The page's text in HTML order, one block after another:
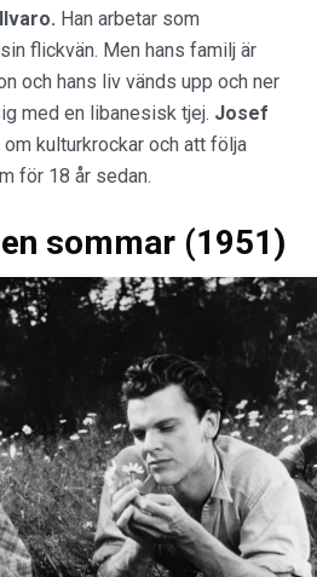
Han arbetar som
flickvän. Men hans familj är
och hans liv vänds upp och ner
med en libanesisk tjej.Josef
kulturkrockar och att följa
för 18 år sedan.
sommar (1951)